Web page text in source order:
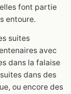
font partie
entoure.
suites
avec
dans la falaise
dans des
ou encore des